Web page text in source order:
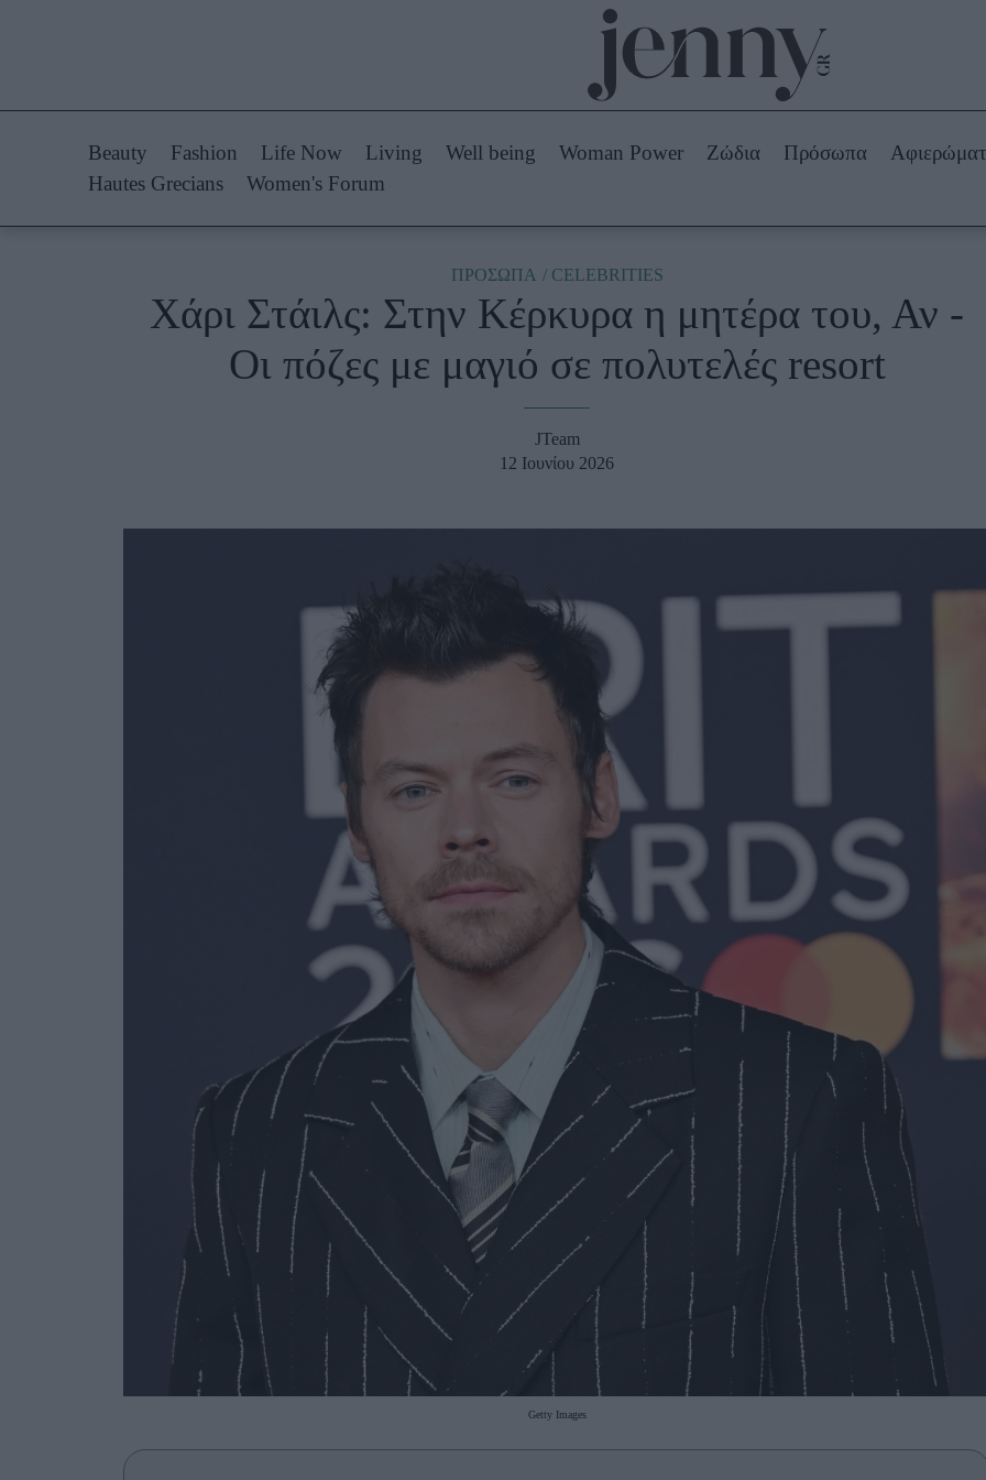
Styling Tips
Fashion News
Beauty -
Ομορφιά
Skincare
Μακιγιάζ
Woman Power Πρόσωπα
Celebrities
Ζώδια
ΒΟΞ Χωρίς Ταμπέλες
Beauty Fashion Life Now Living Well being Woman Power Ζώδια Πρόσωπα
Hautes Grecians
Women's Forum
ΠΡΟΣΩΠΑ CELEBRITIES
Χάρι Στάιλς: Στην Κέρκυρα η μητέρα του, Αν -
Οι πόζες με μαγιό σε πολυτελές resort
JTeam
12 Ιουνίου 2026
Getty Images